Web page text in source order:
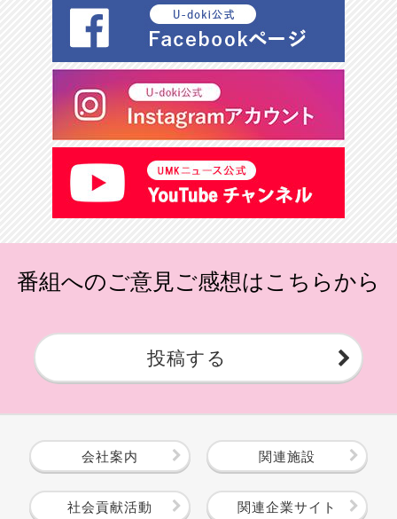
番組へのご意見ご感想はこちらから
投稿する
会社案内 関連施設
社会貢献活動 関連企業サイト